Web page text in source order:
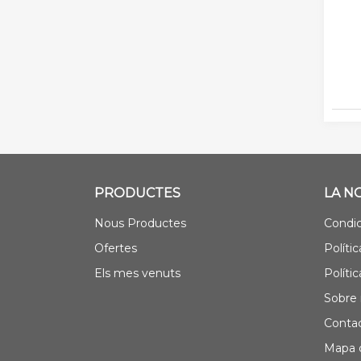
PRODUCTES
Nous Productes
Ofertes
Els mes venuts
LA
Sobre
Mapa